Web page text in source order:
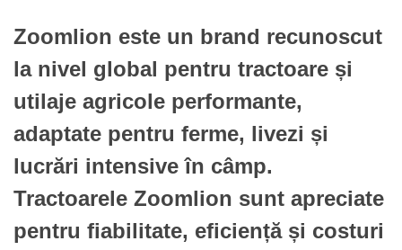
Zoomlion este un brand recunoscut
la nivel global pentru tractoare și
utilaje agricole performante,
adaptate pentru ferme, livezi și
lucrări intensive în câmp.
Tractoarele Zoomlion sunt apreciate
pentru fiabilitate, eficiență și costuri